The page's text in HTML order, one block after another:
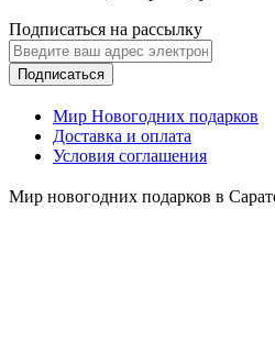
Подписаться на рассылку
Подписаться
Мир Новогодних подарков
Доставка и оплата
Условия соглашения
Мир новогодних подарков в